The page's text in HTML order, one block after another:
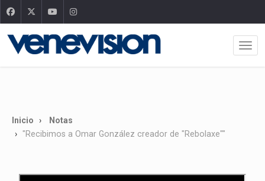
Inicio
Notas
"Recibimos a Omar González creador de "Rebolaxe""